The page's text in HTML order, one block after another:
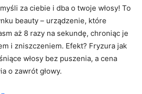
za ciebie i dba o twoje włosy! To
beauty – urządzenie, które
aż 8 razy na sekundę, chroniąc je
i zniszczeniem. Efekt? Fryzura jak
włosy bez puszenia, a cena
o zawrót głowy.